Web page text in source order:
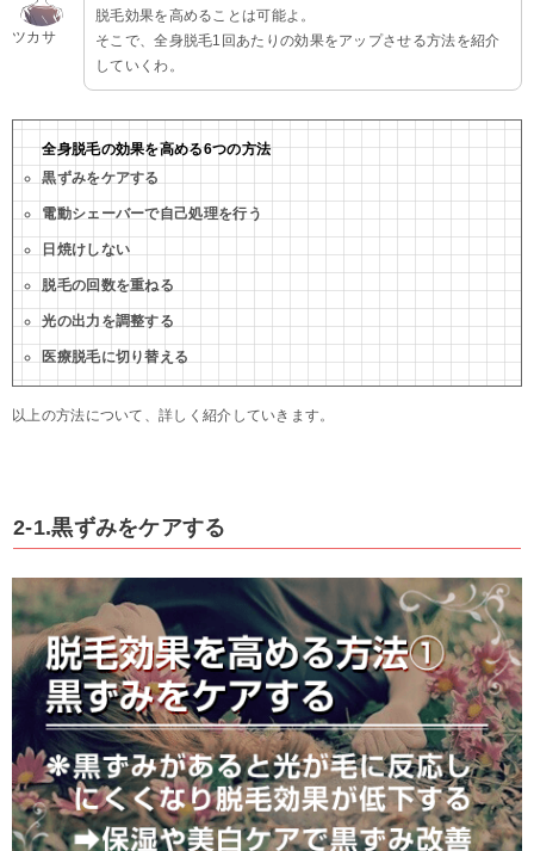
ツカサ
脱毛効果を高めることは可能よ。
そこで、全身脱毛1回あたりの効果をアップさせる方法を紹介
していくわ。
全身脱毛の効果を高める6つの方法
黒ずみをケアする
電動シェーバーで自己処理を行う
日焼けしない
脱毛の回数を重ねる
光の出力を調整する
医療脱毛に切り替える
以上の方法について、詳しく紹介していきます。
2-1.黒ずみをケアする